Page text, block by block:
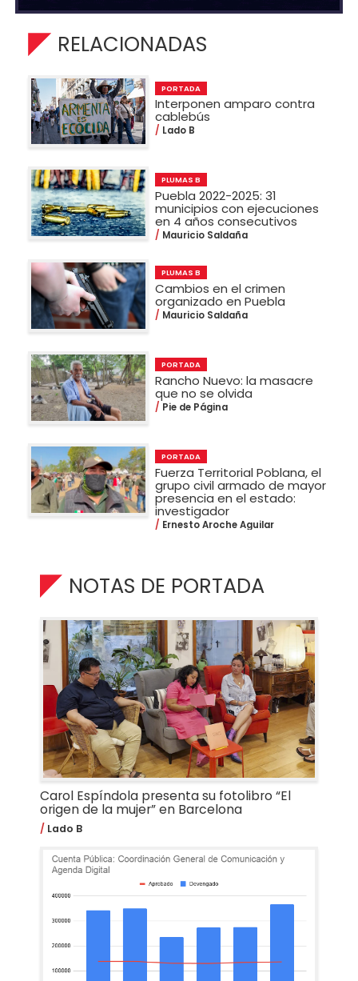
RELACIONADAS
PORTADA
Interponen amparo contra
cablebús
Lado B
PLUMAS B
Puebla 2022-2025: 31
municipios con ejecuciones
en 4 años consecutivos
Mauricio Saldaña
PLUMAS B
Cambios en el crimen
organizado en Puebla
Mauricio Saldaña
PORTADA
Rancho Nuevo: la masacre
que no se olvida
Pie de Página
PORTADA
Fuerza Territorial Poblana, el
grupo civil armado de mayor
presencia en el estado:
investigador
Ernesto Aroche Aguilar
NOTAS DE PORTADA
Carol Espíndola presenta su fotolibro “El
origen de la mujer” en Barcelona
Lado B